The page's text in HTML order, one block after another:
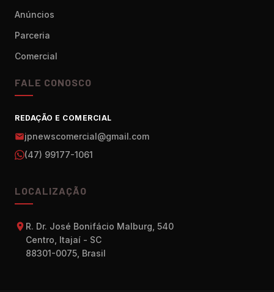
Anúncios
Parceria
Comercial
FALE CONOSCO
REDAÇÃO E COMERCIAL
jpnewscomercial@gmail.com
(47) 99177-1061
LOCALIZAÇÃO
R. Dr. José Bonifácio Malburg, 540
Centro, Itajaí - SC
88301-0075, Brasil